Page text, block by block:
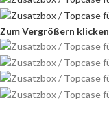
Zum Vergrößern klicken